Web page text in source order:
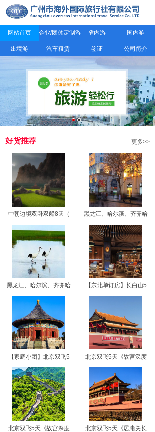
网站首页 企业/团体定制游 省内游 国内游
出境游 汽车租赁 签证 公司简介
好货推荐 更多>>
中朝边境双卧双船8天（ 黑龙江、哈尔滨、齐齐哈
黑龙江、哈尔滨、齐齐哈 【东北单订房】长白山5
【家庭小团】北京双飞5 北京双飞5天《故宫深度
北京双飞5天《故宫深度 北京双飞5天《居庸关长